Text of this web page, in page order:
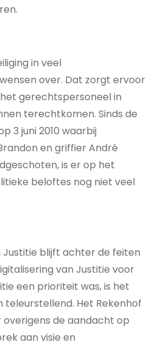
in veel
over. Dat zorgt ervoor
gerechtspersoneel in
terechtkomen. Sinds de
3 juni 2010 waarbij
en griffier André
is er op het
beloftes nog niet veel
Justitie blijft achter de feiten
van Justitie voor
een prioriteit was, is het
Het Rekenhof
de aandacht op
aan visie en